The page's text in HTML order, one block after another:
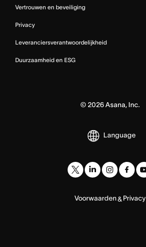
Vertrouwen en beveiliging
Privacy
Leveranciersverantwoordelijkheid
Duurzaamheid en ESG
© 2026Asana, Inc.
Language
Voorwaarden& Privacy